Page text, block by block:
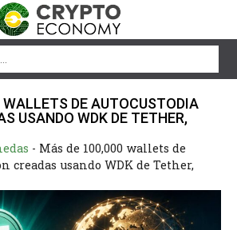
DE AUTOCUSTODIA
USANDO WDK DE TETHER,
- Más de 100,000 wallets de
creadas usando WDK de Tether,